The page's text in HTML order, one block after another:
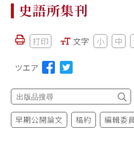
史語所集刊
打印 文字 小 中
ツエア
早期公開論文 稿約 編輯委員